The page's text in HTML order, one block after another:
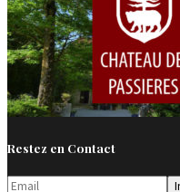
Restez en Contact